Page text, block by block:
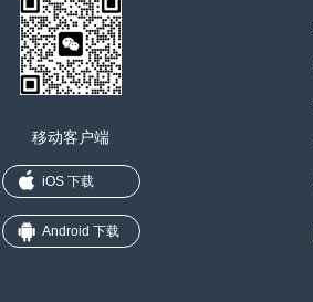
移动客户端
iOS 下载
Android 下载